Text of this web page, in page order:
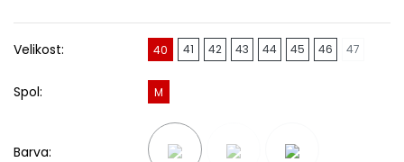
Velikost: 40 41 42 43 44 45 46 47
Spol: M
Barva: